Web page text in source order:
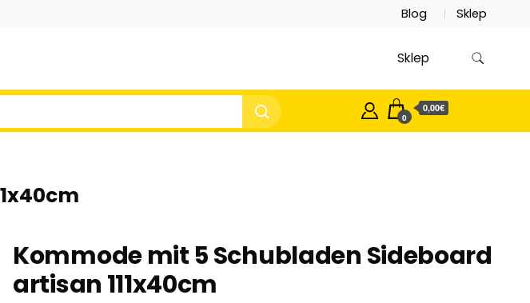
Blog Sklep
Sklep
0
0,00€
Kommode mit 5 Schubladen Sideboard
artisan 111x40cm